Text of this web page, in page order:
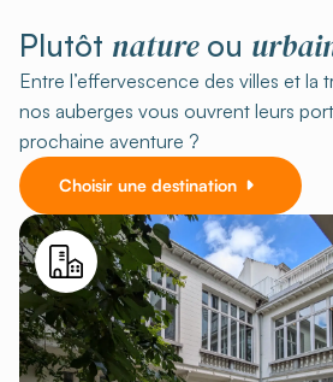
Plutôt natureou
Entre l’effervescence des villes et la
nos auberges vous ouvrent leurs
prochaine aventure ?
Choisir une destination